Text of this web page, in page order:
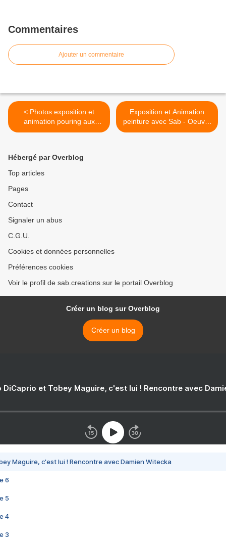
Commentaires
Ajouter un commentaire
< Photos exposition et
animation pouring aux
portes ouvertes Atelier de
Exposition et Animation
peinture avec Sab - Oeuvre
collective - Foire artisanale
Hébergé par Overblog
Top articles
Pages
Contact
Signaler un abus
C.G.U.
Cookies et données personnelles
Préférences cookies
Voir le profil de sab.creations sur le portail Overblog
Créer un blog sur Overblog
Créer un blog
DiCaprio et Tobey Maguire, c'est lui ! Rencontre avec
Maguire, c'est lui ! Rencontre avec Damien Witecka
6
5
4
3